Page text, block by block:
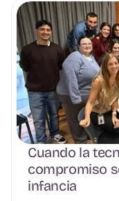
Cuando la
compromiso
infancia